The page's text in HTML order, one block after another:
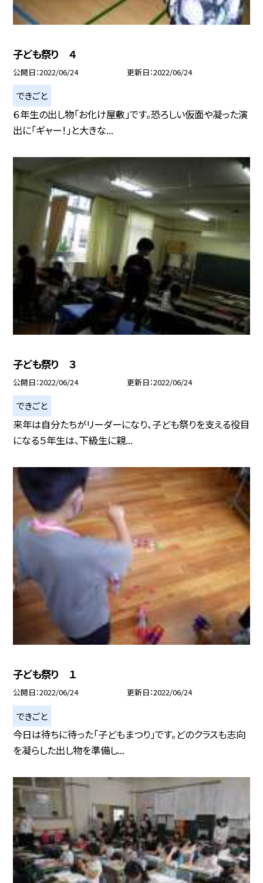
子ども祭り ４
公開日 2022/06/24 更新日 2022/06/24
できごと
６年生の出し物「お化け屋敷」です。恐ろしい仮面や凝った演
出に「ギャー！」と大きな...
子ども祭り ３
公開日 2022/06/24 更新日 2022/06/24
できごと
来年は自分たちがリーダーになり、子ども祭りを支える役目
になる５年生は、下級生に親...
子ども祭り １
公開日 2022/06/24 更新日 2022/06/24
できごと
今日は待ちに待った「子どもまつり」です。どのクラスも志向
を凝らした出し物を準備し...